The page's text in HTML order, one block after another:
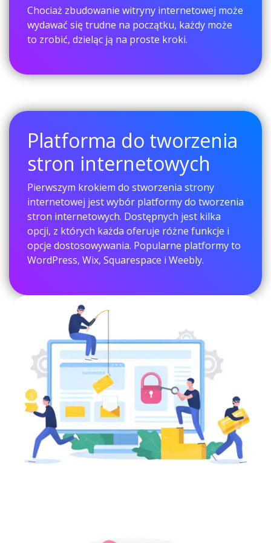
Chociaż zbudowanie witryny internetowej może
wydawać się trudne na początku, każdy może
to zrobić, dzieląc ją na proste kroki.
Platforma do tworzenia
stron internetowych
Pierwszym krokiem do stworzenia strony
internetowej jest wybór platformy do tworzenia
stron internetowych. Dostępnych jest kilka
opcji, z których każda oferuje różne funkcje i
opcje dostosowywania. Popularne platformy to
WordPress, Wix, Squarespace i Weebly.